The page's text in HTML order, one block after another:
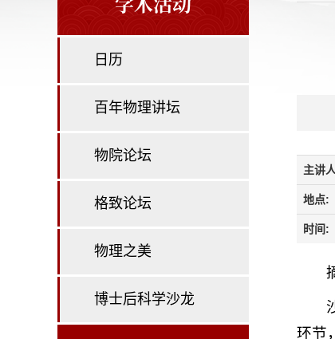
日历
百年物理讲坛
物院论坛
格致论坛
物理之美
博士后科学沙龙
主讲
地点:
时间:
环节